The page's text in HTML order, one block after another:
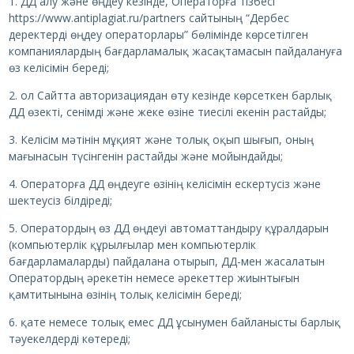
https://www.antiplagiat.ru/partners сайтының “Дербес
деректерді өңдеу операторлары” бөлімінде көрсетілген
компаниялардың бағдарламалық жасақтамасын пайдалануға
өз келісімін береді;
2. ол Сайтта авторизациядан өту кезінде көрсеткен барлық
ДД өзекті, сенімді және жеке өзіне тиесілі екенін растайды;
3. Келісім мәтінін мұқият және толық оқып шығып, оның
мағынасын түсінгенін растайды және мойындайды;
4. Операторға ДД өңдеуге өзінің келісімін ескертусіз және
шектеусіз білдіреді;
5. Оператордың өз ДД өңдеуі автоматтандыру құралдарын
(компьютерлік құрылғылар мен компьютерлік
бағдарламаларды) пайдалана отырып, ДД-мен жасалатын
Оператордың әрекетін немесе әрекеттер жиынтығын
қамтитынына өзінің толық келісімін береді;
6. қате немесе толық емес ДД ұсынумен байланысты барлық
тәуекелдерді көтереді;